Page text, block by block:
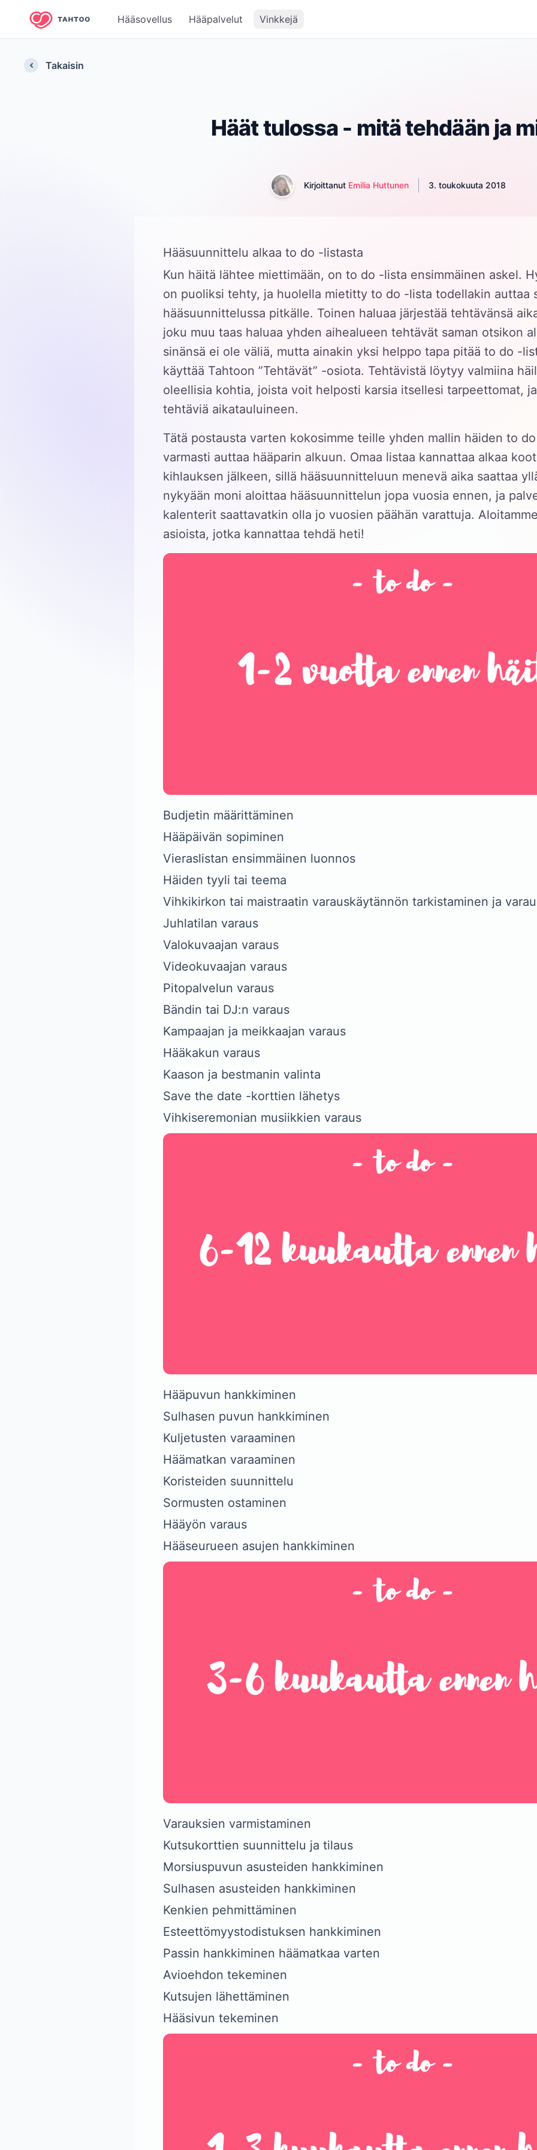
Hääsovellus Hääpalvelut Vinkkejä
Takaisin
Häät tulossa - mitä tehdään ja
Kirjoittanut Emilia Huttunen 3. toukokuuta 2018
Hääsuunnittelu alkaa to do -listasta
Kun häitä lähtee miettimään, on to do -lista ensimmäinen askel.
on puoliksi tehty, ja huolella mietitty to do -lista todellakin auttaa
hääsuunnittelussa pitkälle. Toinen haluaa järjestää tehtävänsä
joku muu taas haluaa yhden aihealueen tehtävät saman otsikon
sinänsä ei ole väliä, mutta ainakin yksi helppo tapa pitää to do -
käyttää Tahtoon ”Tehtävät” -osiota. Tehtävistä löytyy valmiina
oleellisia kohtia, joista voit helposti karsia itsellesi tarpeettomat,
tehtäviä aikatauluineen.
Tätä postausta varten kokosimme teille yhden mallin häiden to
varmasti auttaa hääparin alkuun. Omaa listaa kannattaa alkaa
kihlauksen jälkeen, sillä hääsuunnitteluun menevä aika saattaa
nykyään moni aloittaa hääsuunnittelun jopa vuosia ennen, ja
kalenterit saattavatkin olla jo vuosien päähän varattuja.
asioista, jotka kannattaa tehdä heti!
Budjetin määrittäminen
Hääpäivän sopiminen
Vieraslistan ensimmäinen luonnos
Häiden tyyli tai teema
Vihkikirkon tai maistraatin varauskäytännön tarkistaminen ja
Juhlatilan varaus
Valokuvaajan varaus
Videokuvaajan varaus
Pitopalvelun varaus
Bändin tai DJ:n varaus
Kampaajan ja meikkaajan varaus
Hääkakun varaus
Kaason ja bestmanin valinta
Save the date -korttien lähetys
Vihkiseremonian musiikkien varaus
Hääpuvun hankkiminen
Sulhasen puvun hankkiminen
Kuljetusten varaaminen
Häämatkan varaaminen
Koristeiden suunnittelu
Sormusten ostaminen
Hääyön varaus
Hääseurueen asujen hankkiminen
Varauksien varmistaminen
Kutsukorttien suunnittelu ja tilaus
Morsiuspuvun asusteiden hankkiminen
Sulhasen asusteiden hankkiminen
Kenkien pehmittäminen
Esteettömyystodistuksen hankkiminen
Passin hankkiminen häämatkaa varten
Avioehdon tekeminen
Kutsujen lähettäminen
Hääsivun tekeminen